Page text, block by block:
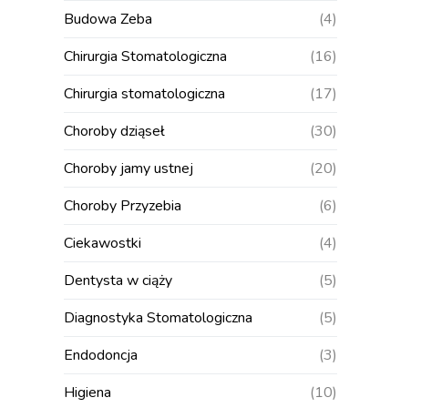
Budowa Zeba
(4)
Chirurgia Stomatologiczna
(16)
Chirurgia stomatologiczna
(17)
Choroby dziąseł
(30)
Choroby jamy ustnej
(20)
Choroby Przyzebia
(6)
Ciekawostki
(4)
Dentysta w ciąży
(5)
Diagnostyka Stomatologiczna
(5)
Endodoncja
(3)
Higiena
(10)